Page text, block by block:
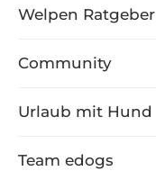
Welpen Ratgeber
Community
Urlaub mit Hund
Team edogs